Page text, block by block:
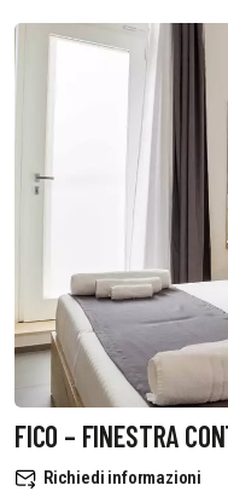
FICO – FINESTRA
Richiedi informazioni